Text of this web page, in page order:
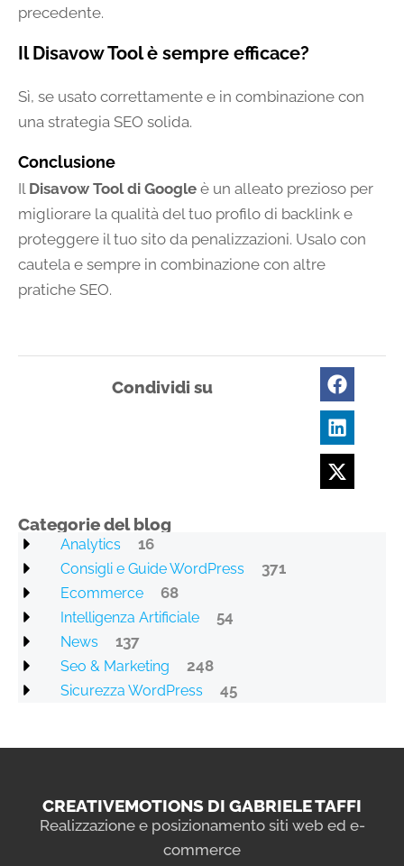
precedente.
Il Disavow Tool è sempre efficace?
Sì, se usato correttamente e in combinazione con
una strategia SEO solida.
Conclusione
Il Disavow Tool di Google è un alleato prezioso per
migliorare la qualità del tuo profilo di backlink e
proteggere il tuo sito da penalizzazioni. Usalo con
cautela e sempre in combinazione con altre
pratiche SEO.
Condividi su
Categorie del blog
Analytics 16
Consigli e Guide WordPress 371
Ecommerce 68
Intelligenza Artificiale 54
News 137
Seo & Marketing 248
Sicurezza WordPress 45
CREATIVEMOTIONS DI GABRIELE TAFFI
Realizzazione e posizionamento siti web ed e-
commerce